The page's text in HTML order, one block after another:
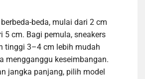
beda, mulai dari 2 cm
5 cm. Bagi pemula, sneakers
tinggi 3–4 cm lebih mudah
mengganggu keseimbangan.
jangka panjang, pilih model